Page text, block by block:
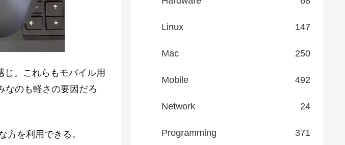
。これらもモバイル用
なのも軽さの要因だろ
方を利用できる。
Linux 147
Mac 250
Mobile 492
Network 24
Programming 371